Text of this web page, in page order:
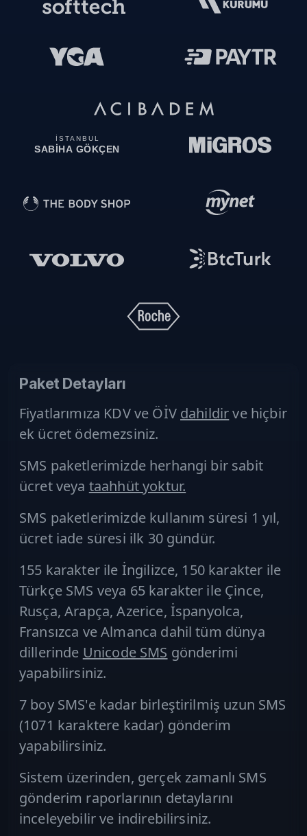
İSTANBUL
SABİHA GÖKÇEN
Paket Detayları
Fiyatlarımıza KDV ve ÖİV dahildirve hiçbir
ek ücret ödemezsiniz.
SMS paketlerimizde herhangi bir sabit
ücret veya taahhüt yoktur.
SMS paketlerimizde kullanım süresi 1 yıl,
ücret iade süresi ilk 30 gündür.
155 karakter ile İngilizce, 150 karakter ile
Türkçe SMS veya 65 karakter ile Çince,
Rusça, Arapça, Azerice, İspanyolca,
Fransızca ve Almanca dahil tüm dünya
dillerinde Unicode SMS gönderimi
yapabilirsiniz.
7 boy SMS'e kadar birleştirilmiş uzun SMS
(1071 karaktere kadar) gönderim
yapabilirsiniz.
Sistem üzerinden, gerçek zamanlı SMS
gönderim raporlarının detaylarını
inceleyebilir ve indirebilirsiniz.